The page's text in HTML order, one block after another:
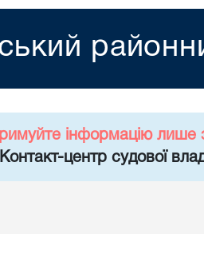
інформацію лише
центр судової